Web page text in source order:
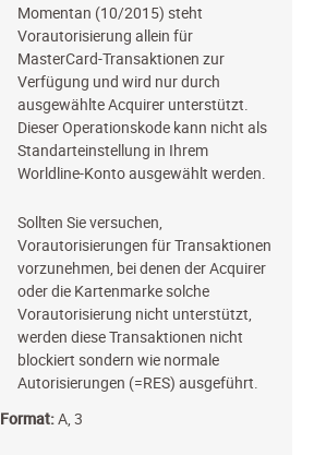
Momentan (10/2015) steht
Vorautorisierung allein für
MasterCard-Transaktionen zur
Verfügung und wird nur durch
ausgewählte Acquirer unterstützt.
Dieser Operationskode kann nicht als
Standarteinstellung in Ihrem
Worldline-Konto ausgewählt werden.
Sollten Sie versuchen,
Vorautorisierungen für Transaktionen
vorzunehmen, bei denen der Acquirer
oder die Kartenmarke solche
Vorautorisierung nicht unterstützt,
werden diese Transaktionen nicht
blockiert sondern wie normale
Autorisierungen (=RES) ausgeführt.
Format:A, 3